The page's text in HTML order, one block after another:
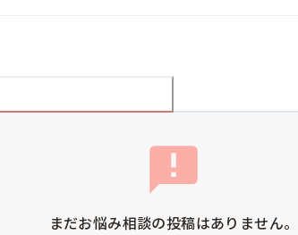
まだお悩み相談の投稿はありません。